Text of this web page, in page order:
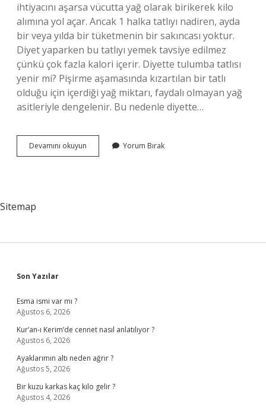
ihtiyacını aşarsa vücutta yağ olarak birikerek kilo
alımına yol açar. Ancak 1 halka tatlıyı nadiren, ayda
bir veya yılda bir tüketmenin bir sakıncası yoktur.
Diyet yaparken bu tatlıyı yemek tavsiye edilmez
çünkü çok fazla kalori içerir. Diyette tulumba tatlısı
yenir mi? Pişirme aşamasında kızartılan bir tatlı
olduğu için içerdiği yağ miktarı, faydalı olmayan yağ
asitleriyle dengelenir. Bu nedenle diyette…
Devamını okuyun
Halka
Yorum Bırak
Sitemap
Sidebar
Son Yazılar
Esma ismi var mı ?
Ağustos 6, 2026
Kur’an-ı Kerim’de cennet nasıl anlatılıyor ?
Ağustos 6, 2026
Ayaklarımın altı neden ağrır ?
Ağustos 5, 2026
Bir kuzu karkas kaç kilo gelir ?
Ağustos 4, 2026